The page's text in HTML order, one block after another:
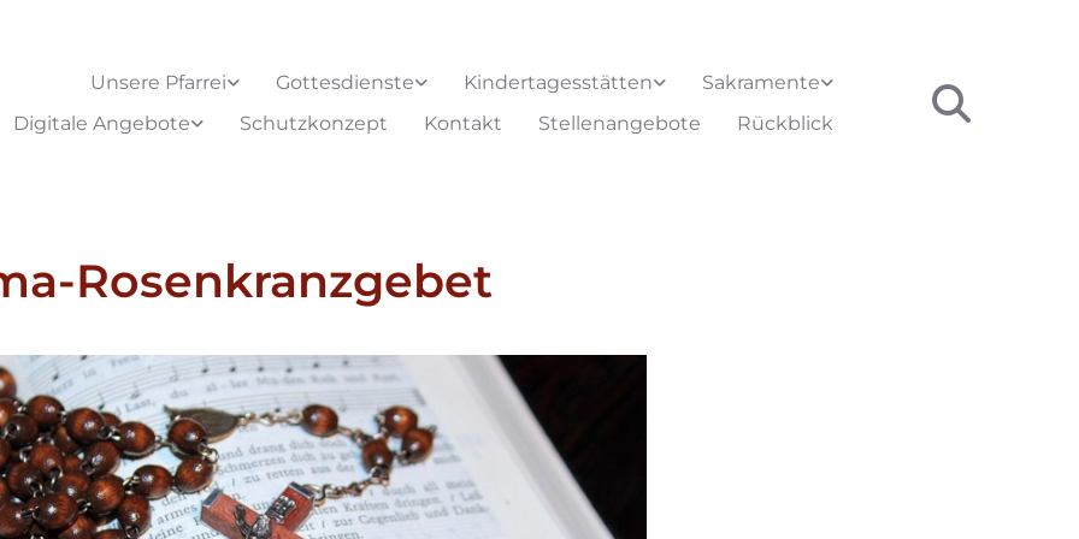
Unsere Pfarrei Gottesdienste Kindertagesstätten
Sakramente
Digitale Angebote
Schutzkonzept Kontakt Stellenangebote Rückblick
Rosenkranzgebet